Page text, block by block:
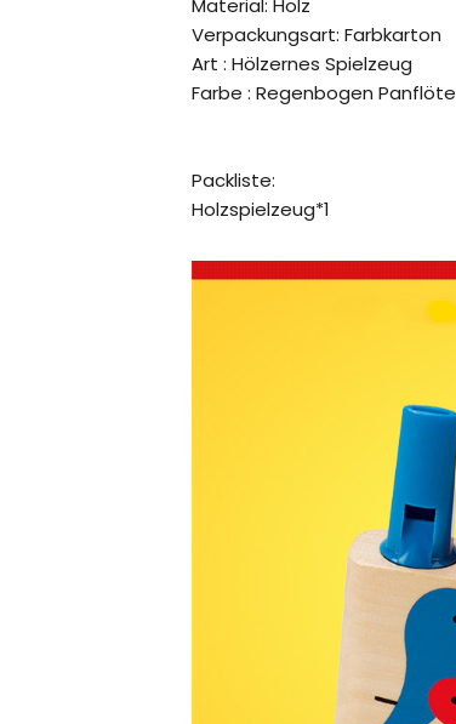
Material: Holz
Verpackungsart: Farbkarton
Art : Hölzernes Spielzeug
Farbe : Regenbogen Panflöte
Packliste:
Holzspielzeug*1